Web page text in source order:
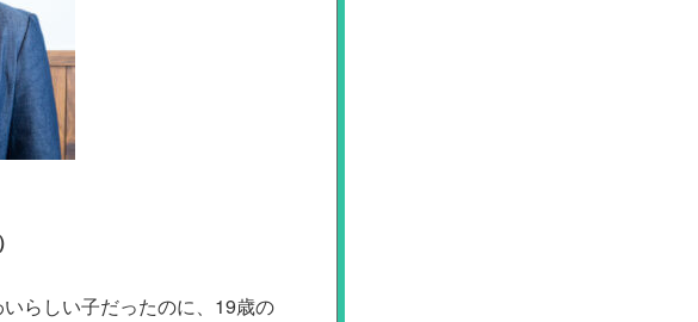
らしい子だったのに、19歳の